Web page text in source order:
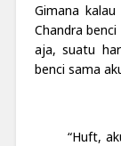
Gimana
Chandra
aja, suatu
benci sama
“Huft,